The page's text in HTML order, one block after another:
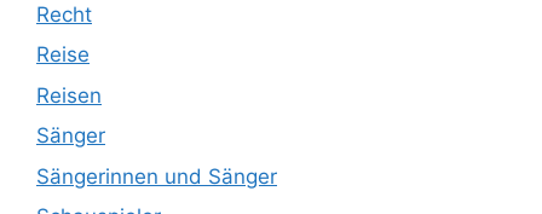
Recht
Reise
Reisen
Sänger
Sängerinnen und Sänger